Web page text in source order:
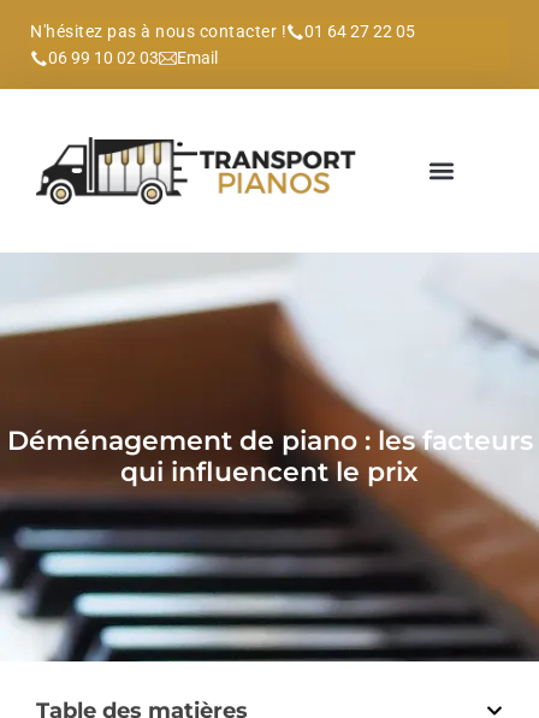
N'hésitez pas à nous contacter !
01 64 27 22 05
06 99 10 02 03
Email
Déménagement de piano : les facteurs
qui influencent le prix
Table des matières